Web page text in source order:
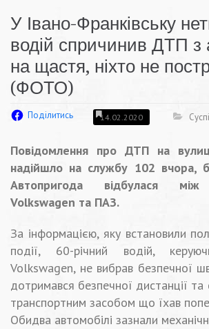
У Івано-Франківську
водій спричинив ДТП з
на щастя, ніхто не
(ФОТО)
Поділитись 14.02.2020
Повідомлення про ДТП на
надійшло на службу 102 вчора,
Автопригода відбулася між
Volkswagen та ПАЗ.
За інформацією, яку встановили
події, 60-річний водій,
Volkswagen, не вибрав безпечної
дотримався безпечної дистанції та
транспортним засобом що їхав
Обидва автомобілі зазнали